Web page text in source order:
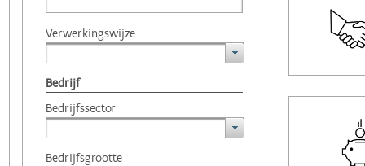
Verwerkingswijze
Bedrijf
Bedrijfssector
Bedrijfsgrootte